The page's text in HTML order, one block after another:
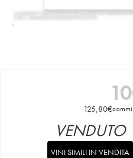
125,80€
VENDUTO
VINI SIMILI IN VENDITA